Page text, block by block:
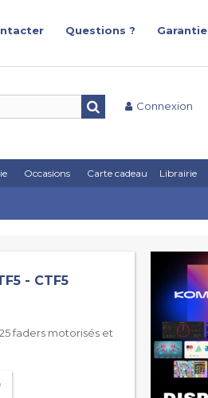
Questions ?
Garantie
Connexion
Occasions Carte cadeau Librairie
- CTF5
faders motorisés et